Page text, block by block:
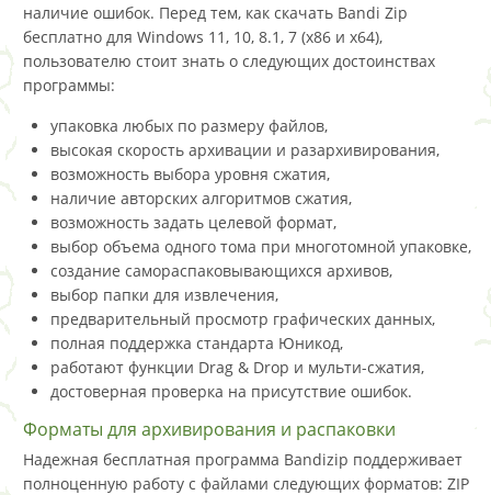
наличие ошибок. Перед тем, как скачать Bandi Zip
бесплатно для Windows 11, 10, 8.1, 7 (x86 и x64),
пользователю стоит знать о следующих достоинствах
программы:
упаковка любых по размеру файлов,
высокая скорость архивации и разархивирования,
возможность выбора уровня сжатия,
наличие авторских алгоритмов сжатия,
возможность задать целевой формат,
выбор объема одного тома при многотомной упаковке,
создание самораспаковывающихся архивов,
выбор папки для извлечения,
предварительный просмотр графических данных,
полная поддержка стандарта Юникод,
работают функции Drag & Drop и мульти-сжатия,
достоверная проверка на присутствие ошибок.
Форматы для архивирования и распаковки
Надежная бесплатная программа Bandizip поддерживает
полноценную работу с файлами следующих форматов: ZIP